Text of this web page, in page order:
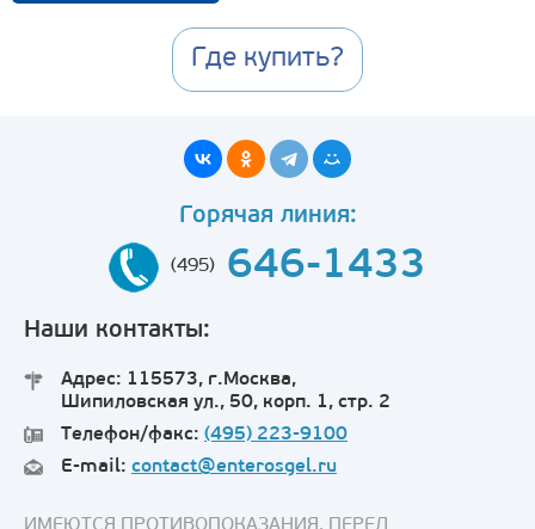
Где купить?
Горячая линия:
(495) 646-1433
Наши контакты:
Адрес: 115573, г.Москва,
Шипиловская ул., 50, корп. 1, стр. 2
Телефон/факс: (495) 223-9100
E-mail: contact@enterosgel.ru
ИМЕЮТСЯ ПРОТИВОПОКАЗАНИЯ. ПЕРЕД